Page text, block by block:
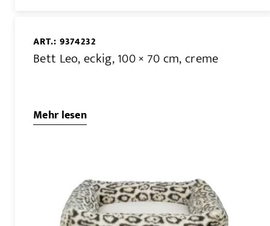
ART.: 9374232
Bett Leo, eckig, 100 × 70 cm, creme
Mehr lesen